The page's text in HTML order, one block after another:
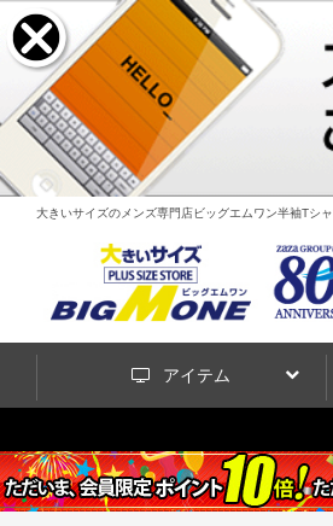
大きいサイズのメンズ専門店ビッグエムワン半袖Tシ
アイテム